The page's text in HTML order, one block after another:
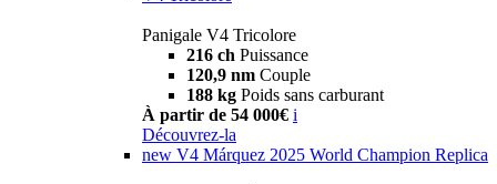
Panigale V4 Tricolore
216 ch Puissance
120,9 nm Couple
188 kg Poids sans carburant
À partir de 54 000€ i
Découvrez-la
new V4 Márquez 2025 World Champion Replica